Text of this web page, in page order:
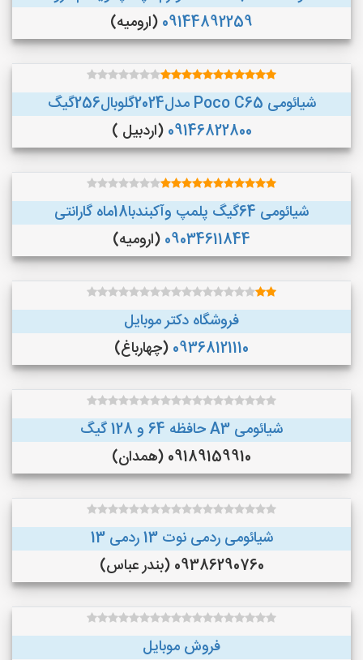
09144892259 (ارومیه)
شیائومی Poco C65 مدل2024گلوبال256گیگ
09146822800 (اردبیل )
شیائومی 64گیگ پلمپ وآکبندبا18ماه گارانتی
09034611844 (ارومیه)
فروشگاه دکتر موبایل
09368121110 (چهارباغ)
شیائومی A3 حافظه 64 و 128 گیگ
09189159910 (همدان)
شیائومی ردمی نوت 13 ردمی 13
09386290760 (بندر عباس)
فروش موبایل